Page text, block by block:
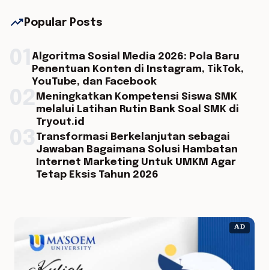
trending_up Popular Posts
Algoritma Sosial Media 2026: Pola Baru
Penentuan Konten di Instagram, TikTok,
YouTube, dan Facebook
Meningkatkan Kompetensi Siswa SMK
melalui Latihan Rutin Bank Soal SMK di
Tryout.id
Transformasi Berkelanjutan sebagai
Jawaban Bagaimana Solusi Hambatan
Internet Marketing Untuk UMKM Agar
Tetap Eksis Tahun 2026
AD